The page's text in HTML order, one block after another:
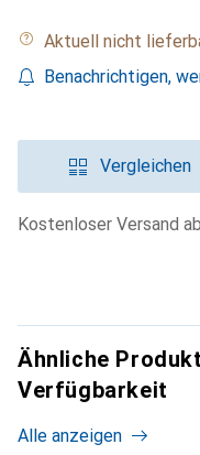
Aktuell nicht
Benachrichtigen,
Vergleichen
Kostenloser Versand
Ähnliche
Verfügbarkeit
Alle anzeigen